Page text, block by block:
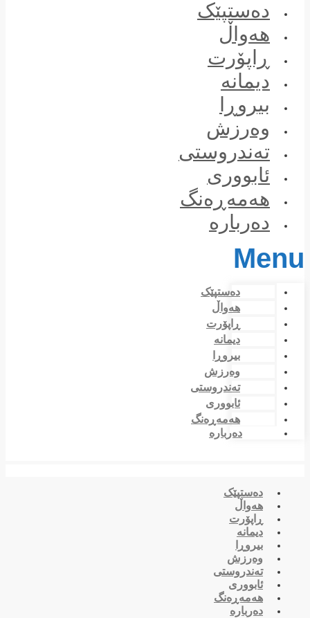
دەستپێک
هەواڵ
ڕاپۆرت
دیمانە
بیروڕا
وەرزش
تەندروستی
ئابووری
هەمەڕەنگ
دەربارە
Menu
دەستپێک
هەواڵ
ڕاپۆرت
دیمانە
بیروڕا
وەرزش
تەندروستی
ئابووری
هەمەڕەنگ
دەربارە
دەستپێک
هەواڵ
ڕاپۆرت
دیمانە
بیروڕا
وەرزش
تەندروستی
ئابووری
هەمەڕەنگ
دەربارە